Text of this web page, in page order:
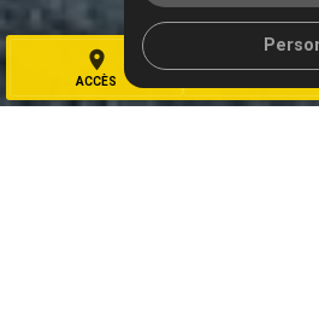
place
ACCÈS
13290 Aix-en-Provence
contact@gazintervention.fr
language www.gazintervention.fr